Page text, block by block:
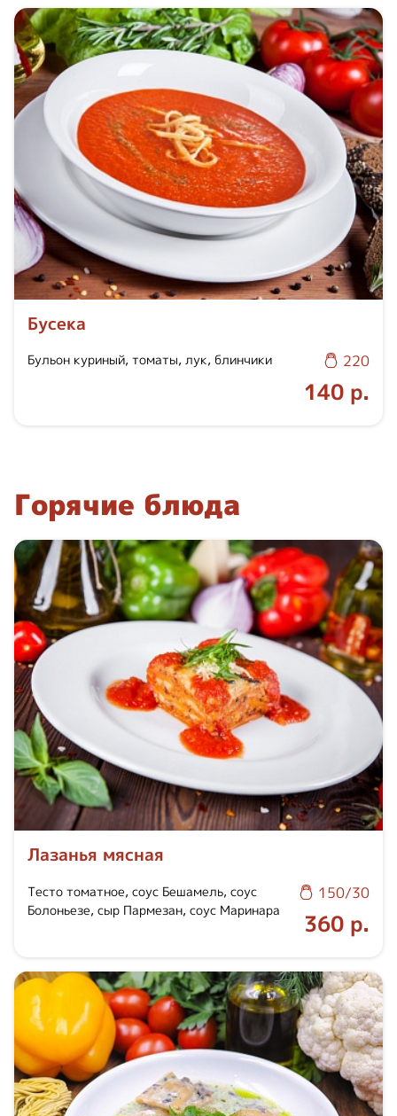
Бусека
Бульон куриный, томаты, лук, блинчики 220
140 р.
Горячие блюда
Лазанья мясная
Тесто томатное, соус Бешамель, соус
Болоньезе, сыр Пармезан, соус Маринара
150/30
360 р.